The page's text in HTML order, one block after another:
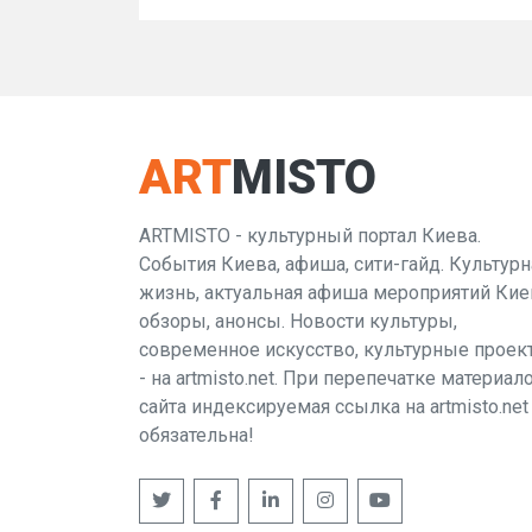
ARTMISTO
ARTMISTO - культурный портал Киева.
События Киева, афиша, сити-гайд.
жизнь, актуальная афиша мероприятий
обзоры, анонсы. Новости культуры,
современное искусство, культурные
- на artmisto.net. При перепечатке
сайта индексируемая ссылка на artmisto.net
обязательна!